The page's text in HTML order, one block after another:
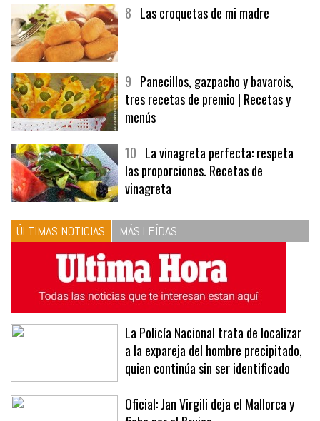
9Panecillos, gazpacho y bavarois,
tres recetas de premio | Recetas y
menús
10La vinagreta perfecta: respeta
las proporciones. Recetas de
vinagreta
ÚLTIMAS NOTICIAS MÁS LEÍDAS
La Policía Nacional trata de localizar
a la expareja del hombre precipitado,
quien continúa sin ser identificado